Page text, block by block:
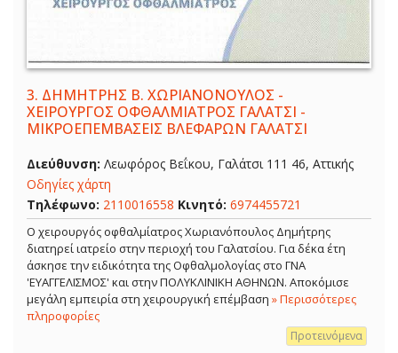
3. ΔΗΜΗΤΡΗΣ Β. ΧΩΡΙΑΝΟΝΟΥΛΟΣ -
ΧΕΙΡΟΥΡΓΟΣ ΟΦΘΑΛΜΙΑΤΡΟΣ ΓΑΛΑΤΣΙ -
ΜΙΚΡΟΕΠΕΜΒΑΣΕΙΣ ΒΛΕΦΑΡΩΝ ΓΑΛΑΤΣΙ
Διεύθυνση: Λεωφόρος Βεΐκου, Γαλάτσι 111 46, Αττικής
Οδηγίες χάρτη
Τηλέφωνο: 2110016558 Κινητό: 6974455721
Ο χειρουργός οφθαλμίατρος Χωριανόπουλος Δημήτρης
διατηρεί ιατρείο στην περιοχή του Γαλατσίου. Για δέκα έτη
άσκησε την ειδικότητα της Οφθαλμολογίας στο ΓΝΑ
'ΕΥΑΓΓΕΛΙΣΜΟΣ' και στην ΠΟΛΥΚΛΙΝΙΚΗ ΑΘΗΝΩΝ. Αποκόμισε
μεγάλη εμπειρία στη χειρουργική επέμβαση » Περισσότερες
πληροφορίες
Προτεινόμενα